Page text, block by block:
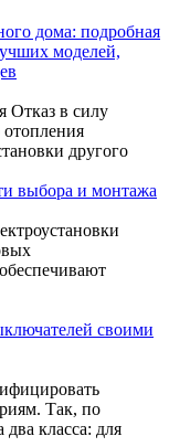
дома: подробная
моделей,
Отказ в силу
другого
выбора и монтажа
своими
Так, по
класса: для